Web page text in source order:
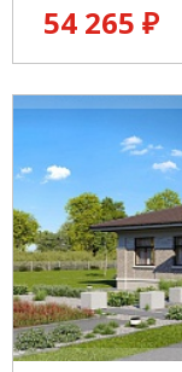
54 265 ₽